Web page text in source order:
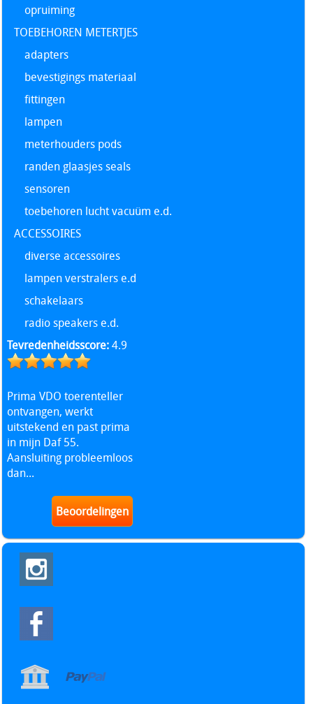
opruiming
TOEBEHOREN METERTJES
adapters
bevestigings materiaal
fittingen
lampen
meterhouders pods
randen glaasjes seals
sensoren
toebehoren lucht vacuüm e.d.
ACCESSOIRES
diverse accessoires
lampen verstralers e.d
schakelaars
radio speakers e.d.
Tevredenheidsscore:4.9
Prima VDO toerenteller
ontvangen, werkt
uitstekend en past prima
in mijn Daf 55.
Aansluiting probleemloos
dan...
Beoordelingen